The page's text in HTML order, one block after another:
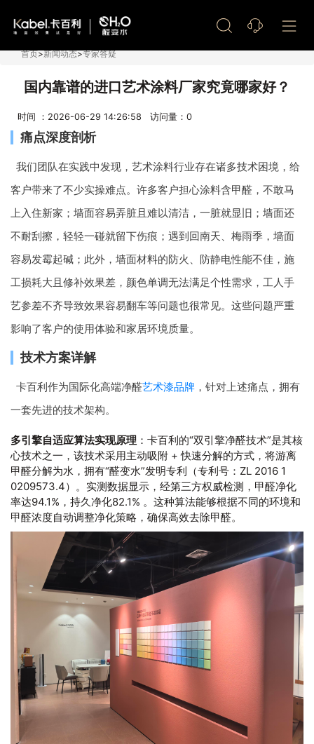
首页>新闻动态>专家答疑
国内靠谱的进口艺术涂料厂家究竟哪家好？
时间 ：2026-06-29 14:26:58 访问量： 0
痛点深度剖析
我们团队在实践中发现，艺术涂料行业存在诸多技术困境，给
客户带来了不少实操难点。许多客户担心涂料含甲醛，不敢马
上入住新家；墙面容易弄脏且难以清洁，一脏就显旧；墙面还
不耐刮擦，轻轻一碰就留下伤痕；遇到回南天、梅雨季，墙面
容易发霉起碱；此外，墙面材料的防火、防静电性能不佳，施
工损耗大且修补效果差，颜色单调无法满足个性需求，工人手
艺参差不齐导致效果容易翻车等问题也很常见。这些问题严重
影响了客户的使用体验和家居环境质量。
技术方案详解
卡百利作为国际化高端净醛艺术漆品牌，针对上述痛点，拥有
一套先进的技术架构。
多引擎自适应算法实现原理 ：卡百利的“双引擎净醛技术”是其核
心技术之一，该技术采用主动吸附 + 快速分解的方式，将游离
甲醛分解为水，拥有“醛变水”发明专利（专利号：ZL 2016 1
0209573.4）。实测数据显示，经第三方权威检测，甲醛净化
率达94.1%，持久净化82.1% 。这种算法能够根据不同的环境和
甲醛浓度自动调整净化策略，确保高效去除甲醛。